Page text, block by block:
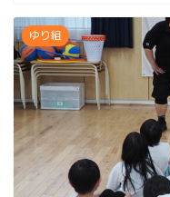
ゆり組